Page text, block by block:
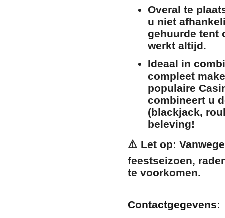
Overal te
u niet
gehuurde tent
werkt altijd.
Ideaal in
compleet
populaire
combineert u
(blackjack,
beleving!
⚠️ Let op:
feestseizoen,
te voorkomen.
Contactgegevens: